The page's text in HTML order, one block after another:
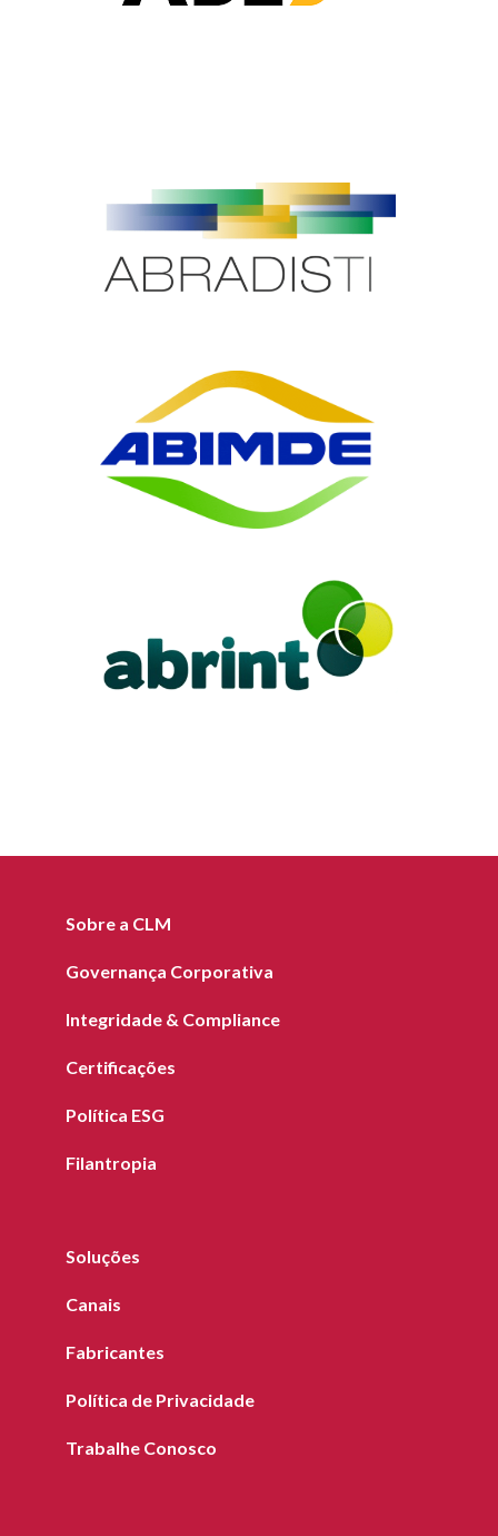
Sobre a CLM
Governança Corporativa
Integridade & Compliance
Certificações
Política ESG
Filantropia
Soluções
Canais
Fabricantes
Política de Privacidade
Trabalhe Conosco